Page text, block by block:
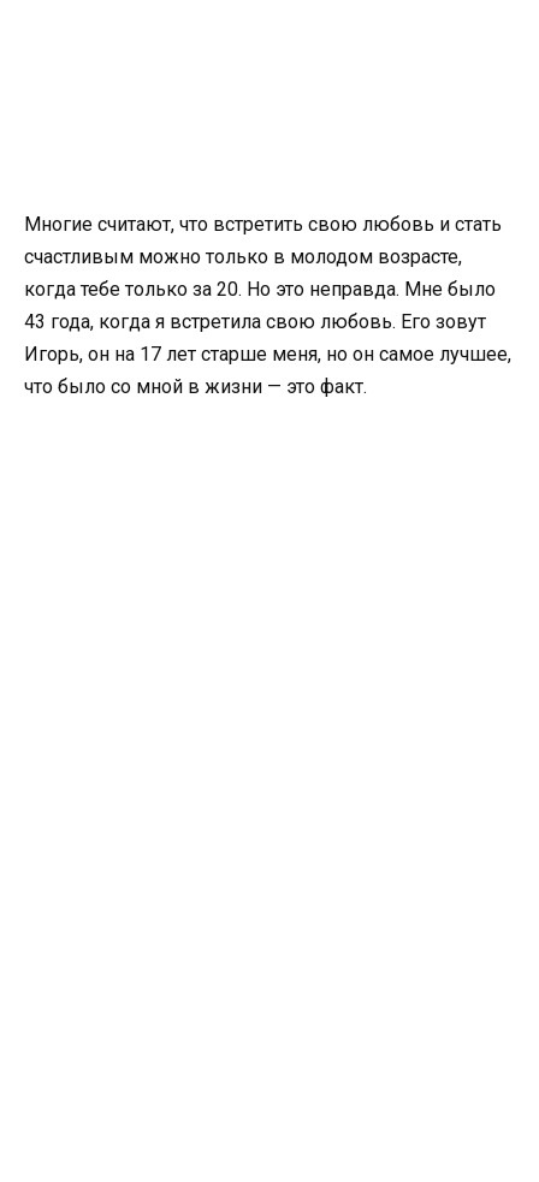
Многие считают, что встретить свою любовь и стать
счастливым можно только в молодом возрасте,
когда тебе только за 20. Но это неправда. Мне было
43 года, когда я встретила свою любовь. Его зовут
Игорь, он на 17 лет старше меня, но он самое лучшее,
что было со мной в жизни — это факт.